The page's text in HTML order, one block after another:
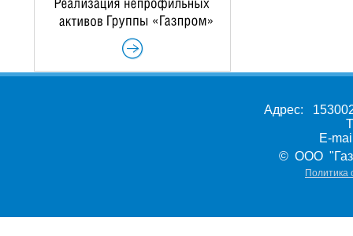
Адрес:
E-
© ООО
Политика